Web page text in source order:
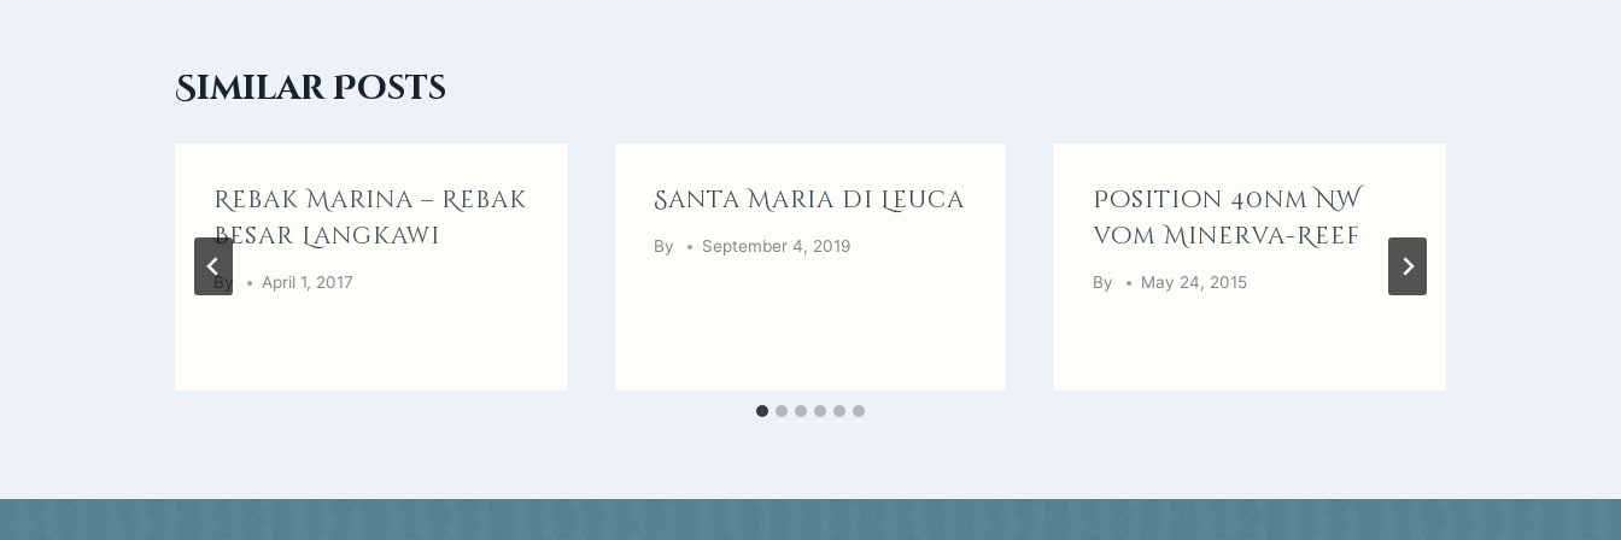
Similar Posts
Rebak Marina – Rebak
Besar Langkawi
By April 1, 2017
Santa Maria di Leuca
By September 4, 2019
Position 40nm NW
vom Minerva-Reef
By May 24, 2015